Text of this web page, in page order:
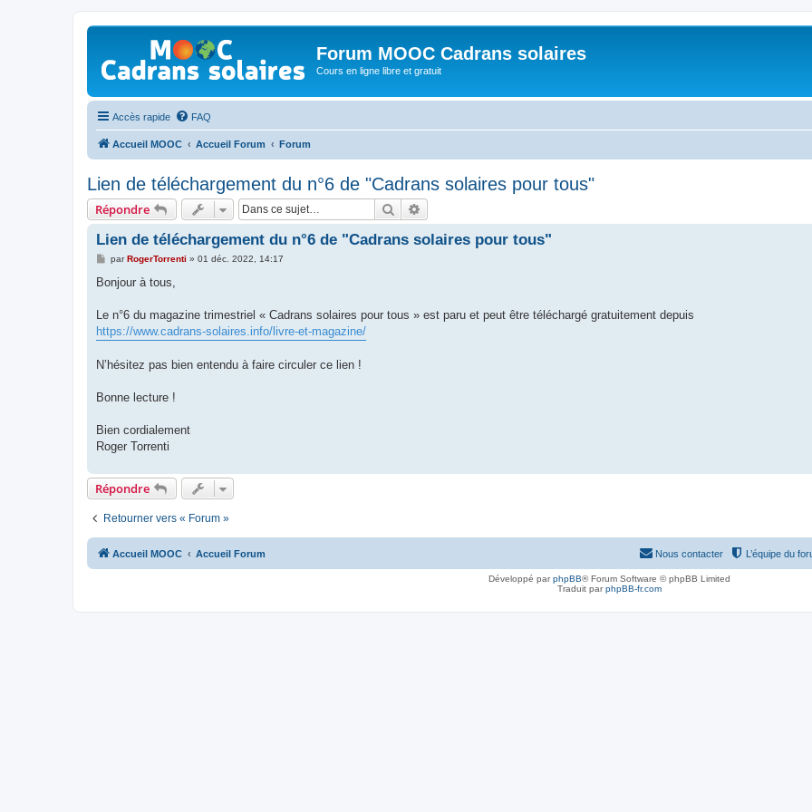
Forum MOOC Cadrans solaires
Cours en ligne libre et gratuit
Accès rapide FAQ
Accueil MOOC Accueil Forum Forum
Lien de téléchargement du n°6 de "Cadrans solaires pour tous"
Répondre Rechercher
Lien de téléchargement du n°6 de "Cadrans solaires pour tous"
M
s
g
parRogerTorrenti » 01 déc. 2022, 14:17
Bonjour à tous,
Le n°6 du magazine trimestriel « Cadrans solaires pour tous » est paru et peut être téléchargé gratuitement depuis
https://www.cadrans-solaires.info/livre-et-magazine/
N’hésitez pas bien entendu à faire circuler ce lien !
Bonne lecture !
Bien cordialement
Roger Torrenti
Répondre
Retourner vers « Forum »
Accueil MOOC Accueil Forum L’équipe du
Nous contacter
Développé parphpBB® Forum Software © phpBB Limited
Traduit parphpBB-fr.com